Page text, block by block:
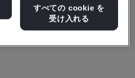
すべての cookie を
受け入れる